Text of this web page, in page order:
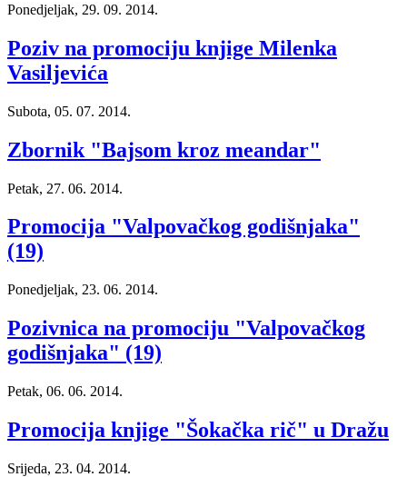
Ponedjeljak, 29. 09. 2014.
Poziv na promociju knjige Milenka
Vasiljevića
Subota, 05. 07. 2014.
Zbornik "Bajsom kroz meandar"
Petak, 27. 06. 2014.
Promocija "Valpovačkog godišnjaka"
(19)
Ponedjeljak, 23. 06. 2014.
Pozivnica na promociju "Valpovačkog
godišnjaka" (19)
Petak, 06. 06. 2014.
Promocija knjige "Šokačka rič" u Dražu
Srijeda, 23. 04. 2014.